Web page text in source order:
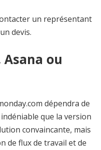
un représentant
devis.
ou
dépendra de
que la version
convaincante, mais
de flux de travail et de